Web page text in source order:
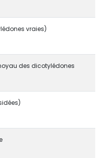
vraies)
des dicotylédones